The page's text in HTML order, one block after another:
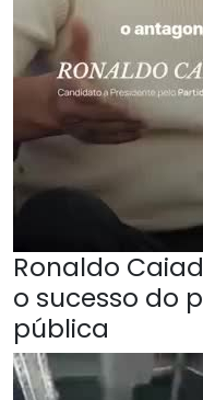
Ronaldo
o sucesso do
pública